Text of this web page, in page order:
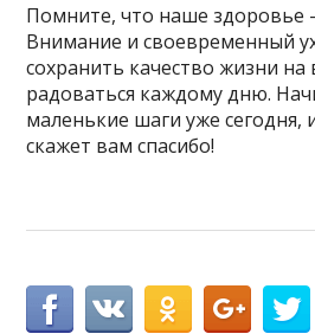
Помните, что наше здоровье
Внимание и своевременный
сохранить качество жизни
радоваться каждому дню.
маленькие шаги уже
скажет вам спасибо!